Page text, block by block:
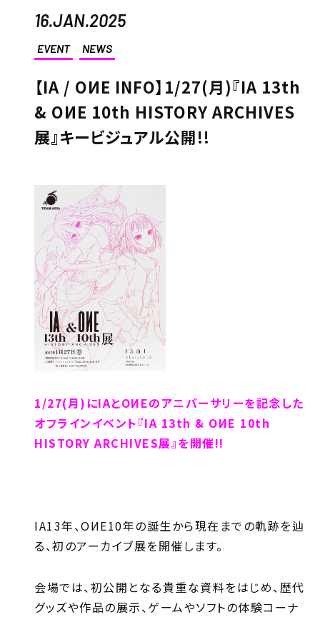
16.JAN.2025
EVENT NEWS
【IA / OИE INFO】1/27(月)『IA 13th
& OИE 10th HISTORY ARCHIVES
展』キービジュアル公開!!
1/27(月)にIAとOИEのアニバーサリーを記念した
オフラインイベント『IA 13th & OИE 10th
HISTORY ARCHIVES展』を開催!!
IA13年、OИE10年の誕生から現在までの軌跡を辿
る、初のアーカイブ展を開催します。
会場では、初公開となる貴重な資料をはじめ、歴代
グッズや作品の展示、ゲームやソフトの体験コーナ